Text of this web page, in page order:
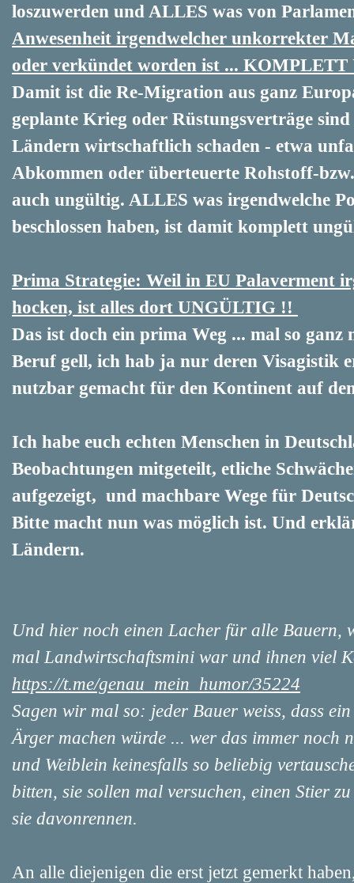
loszuwerden und ALLES was von
Anwesenheit irgendwelcher unkorrekter
oder verkündet worden ist ...
Damit ist die Re-Migration aus ganz
geplante Krieg oder Rüstungsverträge
Ländern wirtschaftlich schaden - etwa
Abkommen oder überteuerte Rohstoff-
auch ungültig. ALLES was irgendwelche
beschlossen haben, ist damit komplett
Prima Strategie: Weil in EU Palaverment
hocken, ist alles dort UNGÜLTIG !!
Das ist doch ein prima Weg ... mal so ganz
Beruf gell, ich hab ja nur deren Visagistik
nutzbar gemacht für den Kontinent auf
Ich habe euch echten Menschen in
Beobachtungen mitgeteilt, etliche
aufgezeigt, und machbare Wege für
Bitte macht nun was möglich ist. Und
Ländern.
Und hier noch einen Lacher für alle Bauern,
mal Landwirtschaftsmini war und ihnen viel
https://t.me/genau_mein_humor/35224
Sagen wir mal so: jeder Bauer weiss, dass
Ärger machen würde ... wer das immer noch
und Weiblein keinesfalls so beliebig
bitten, sie sollen mal versuchen, einen Stier
sie davonrennen.
An alle diejenigen die erst jetzt gemerkt